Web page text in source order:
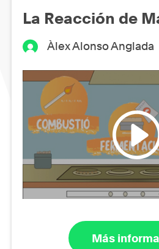
La Reacción de
Àlex Alonso Anglada
Más